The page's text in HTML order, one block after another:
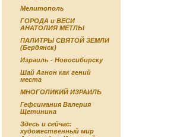
Мелитополь
ГОРОДА и ВЕСИ
АНАТОЛИЯ МЕТЛЫ
ПАЛИТРЫ СВЯТОЙ ЗЕМЛИ
(Бердянск)
Израиль - Новосибирску
Шай Агнон как гений
места
МНОГОЛИКИЙ ИЗРАИЛЬ
Гефсимания Валерия
Щетинина
Здесь и сейчас:
художественный мир